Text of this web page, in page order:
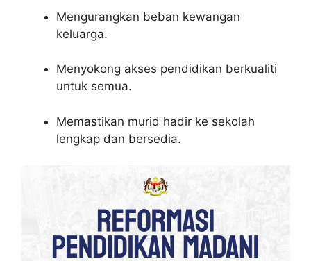
Mengurangkan beban kewangan
keluarga.
Menyokong akses pendidikan berkualiti
untuk semua.
Memastikan murid hadir ke sekolah
lengkap dan bersedia.